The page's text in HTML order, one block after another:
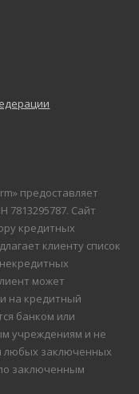
предоставляет
7813295787. Сайт
кредитных
клиенту список
может
на кредитный
банком или
учреждениям и не
любых заключенных
заключенным